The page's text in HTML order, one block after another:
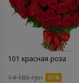
101 красная роза
14 180 грн